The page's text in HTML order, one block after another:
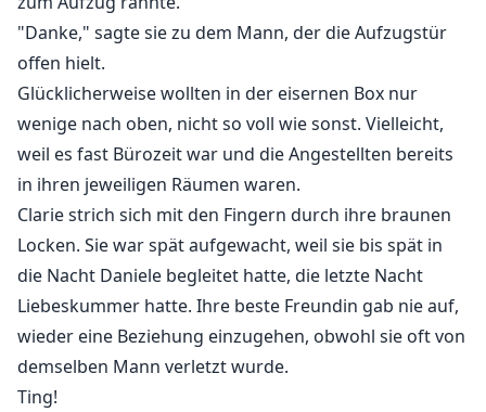
„Ich will keinen Sex mit einer bewusstlosen Person.
Jetzt bist du wach. Darf ich dich jetzt ficken?“
Clarie hatte ihn schon lange begehrt...
Kann sie ihre Begierde zügeln?
"Danke," sagte sie zu dem Mann, der die Aufzugstür
offen hielt.
Glücklicherweise wollten in der eisernen Box nur
wenige nach oben, nicht so voll wie sonst. Vielleicht,
weil es fast Bürozeit war und die Angestellten bereits
in ihren jeweiligen Räumen waren.
Clarie strich sich mit den Fingern durch ihre braunen
Locken. Sie war spät aufgewacht, weil sie bis spät in
die Nacht Daniele begleitet hatte, die letzte Nacht
Liebeskummer hatte. Ihre beste Freundin gab nie auf,
wieder eine Beziehung einzugehen, obwohl sie oft von
demselben Mann verletzt wurde.
Ting!